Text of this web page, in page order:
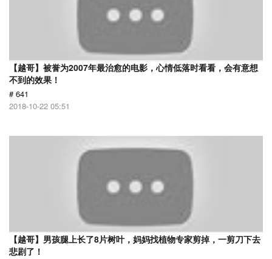
【越哥】被誉为2007年最治愈的电影，心情低落时看看，会有意想
不到的效果！
# 641
2018-10-22 05:51
【越哥】男孩腿上长了8片树叶，妈妈找植物专家剪掉，一剪刀下去
悲剧了！